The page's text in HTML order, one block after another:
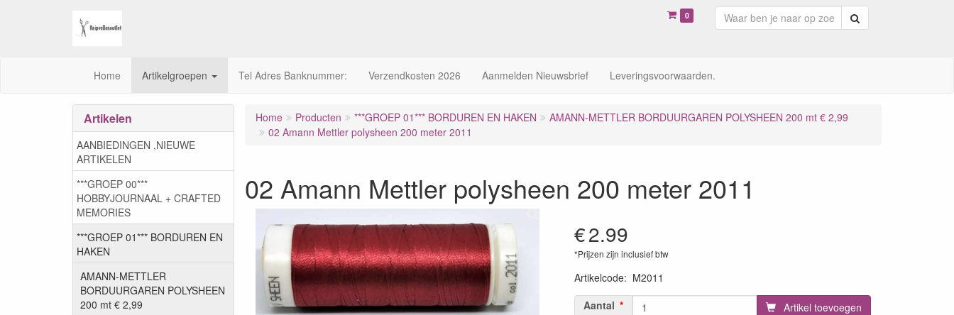
0
Home Artikelgroepen Tel Adres Banknummer: Verzendkosten 2026 Aanmelden Nieuwsbrief Leveringsvoorwaarden.
Home Producten ***GROEP 01*** BORDUREN EN HAKEN
AMANN-METTLER BORDUURGAREN POLYSHEEN 200 mt € 2,99
02 Amann Mettler polysheen 200 meter 2011
02 Amann Mettler polysheen 200 meter 2011
€2.99
*Prijzen zijn inclusief btw
Artikelcode: M2011
Aantal
Artikel toevoegen
Artikelen
AANBIEDINGEN ,NIEUWE
ARTIKELEN
***GROEP 00***
HOBBYJOURNAAL + CRAFTED
MEMORIES
***GROEP 01*** BORDUREN EN
HAKEN
AMANN-METTLER
BORDUURGAREN POLYSHEEN
200 mt € 2,99